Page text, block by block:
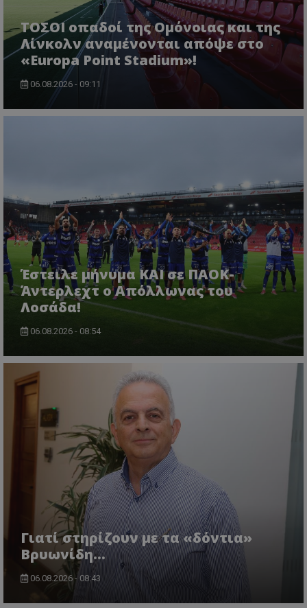
ΤΟΣΟΙ οπαδοί της Ομόνοιας και της
Λίνκολν αναμένονται απόψε στο
«Europa Point Stadium»!
06.08.2026 - 09:11
Έστειλε μήνυμα ΚΑΙ σε ΠΑΟΚ-
Άντερλεχτ ο Απόλλωνας του
Λοσάδα!
06.08.2026 - 08:54
Γιατί στηρίζουν με τα «δόντια»
Βρυωνίδη...
06.08.2026 - 08:43